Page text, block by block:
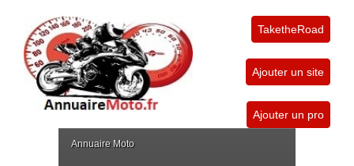
TaketheRoad
Ajouter un site
Ajouter un pro
Annuaire Moto